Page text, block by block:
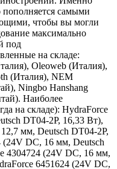
самыми
чтобы вы могли
максимально
под
на складе:
Oleoweb (Италия),
(Италия), NEM
Ningbo Hanshang
Наиболее
на складе): HydraForce
DT04-2P, 16,33 Вт),
мм, Deutsch DT04-2P,
(24V DC, 16 мм, Deutsch
4304724 (24V DC, 16 мм,
6451624 (24V DC,